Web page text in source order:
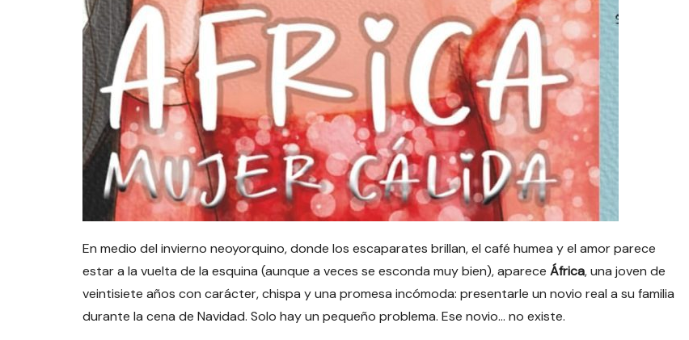
En medio del invierno neoyorquino, donde los escaparates brillan, el café humea y el amor parece
estar a la vuelta de la esquina (aunque a veces se esconda muy bien), aparece África, una joven de
veintisiete años con carácter, chispa y una promesa incómoda: presentarle un novio real a su familia
durante la cena de Navidad. Solo hay un pequeño problema. Ese novio… no existe.